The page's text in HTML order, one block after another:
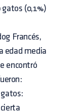
(0,1%)
Francés,
edad media
encontró